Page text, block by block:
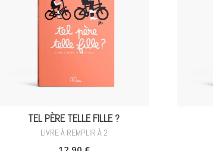
TEL PÈRE TELLE FILLE ?
LIVRE À REMPLIR À 2